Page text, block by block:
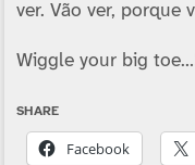
ver. Vão ver, porque
Wiggle your big
SHARE
Facebook